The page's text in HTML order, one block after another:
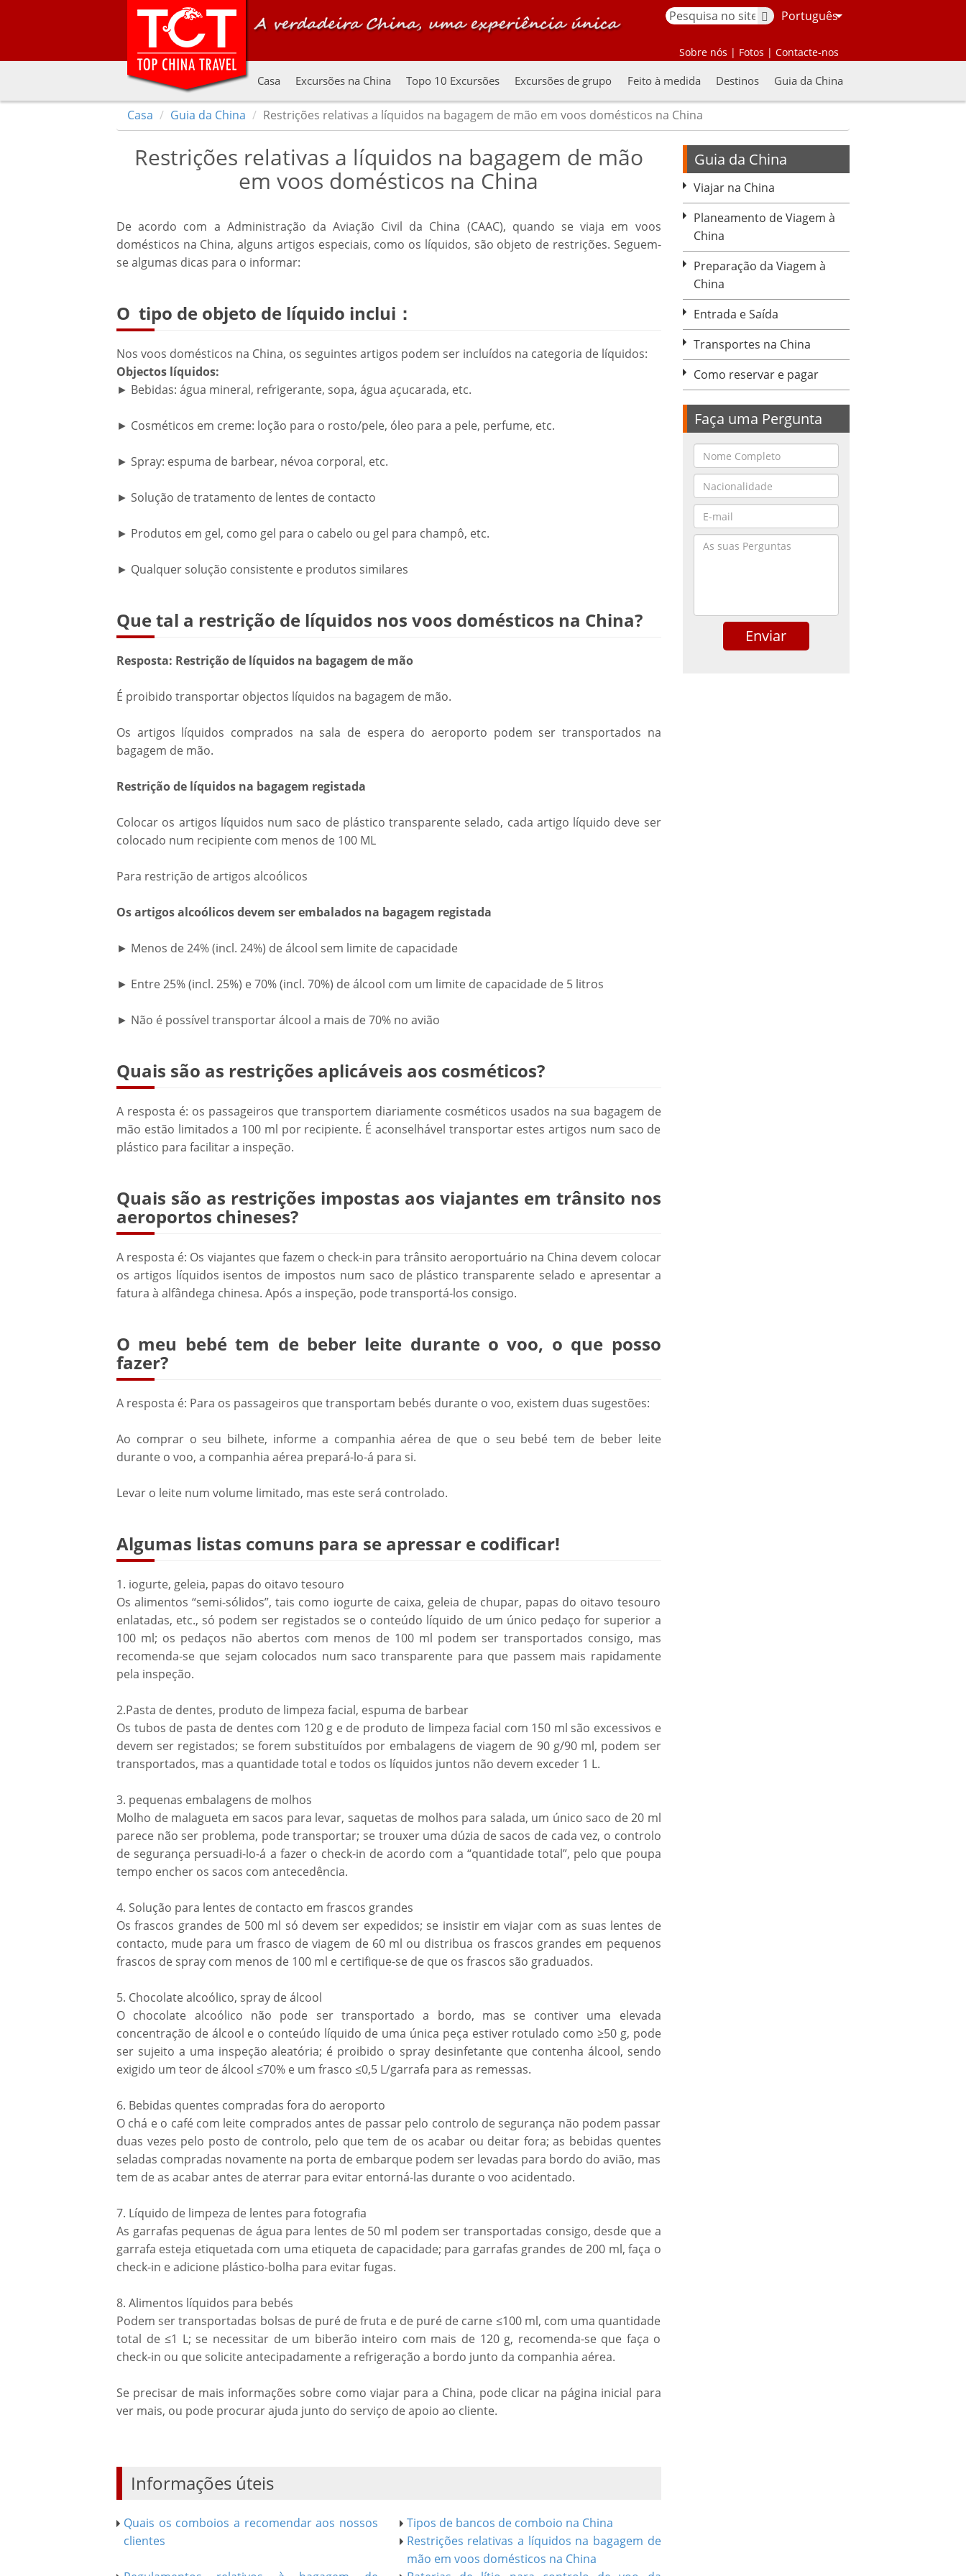
Português
Sobre nós | Fotos | Contacte-nos
Casa Excursões na China Topo 10 Excursões Excursões de grupo Feito à medida Destinos Guia da China
Casa Guia da China Restrições relativas a líquidos na bagagem de mão em voos domésticos na China
Restrições relativas a líquidos na bagagem de mão
em voos domésticos na China
De acordo com a Administração da Aviação Civil da China (CAAC), quando se viaja em voos
domésticos na China, alguns artigos especiais, como os líquidos, são objeto de restrições. Seguem-
se algumas dicas para o informar:
O tipo de objeto de líquido inclui：
Nos voos domésticos na China, os seguintes artigos podem ser incluídos na categoria de líquidos:
Objectos líquidos:
► Bebidas: água mineral, refrigerante, sopa, água açucarada, etc.
► Cosméticos em creme: loção para o rosto/pele, óleo para a pele, perfume, etc.
► Spray: espuma de barbear, névoa corporal, etc.
► Solução de tratamento de lentes de contacto
► Produtos em gel, como gel para o cabelo ou gel para champô, etc.
► Qualquer solução consistente e produtos similares
Que tal a restrição de líquidos nos voos domésticos na China?
Resposta: Restrição de líquidos na bagagem de mão
É proibido transportar objectos líquidos na bagagem de mão.
Os artigos líquidos comprados na sala de espera do aeroporto podem ser transportados na
bagagem de mão.
Restrição de líquidos na bagagem registada
Colocar os artigos líquidos num saco de plástico transparente selado, cada artigo líquido deve ser
colocado num recipiente com menos de 100 ML
Para restrição de artigos alcoólicos
Os artigos alcoólicos devem ser embalados na bagagem registada
► Menos de 24% (incl. 24%) de álcool sem limite de capacidade
► Entre 25% (incl. 25%) e 70% (incl. 70%) de álcool com um limite de capacidade de 5 litros
► Não é possível transportar álcool a mais de 70% no avião
Quais são as restrições aplicáveis aos cosméticos?
A resposta é: os passageiros que transportem diariamente cosméticos usados na sua bagagem de
mão estão limitados a 100 ml por recipiente. É aconselhável transportar estes artigos num saco de
plástico para facilitar a inspeção.
Quais são as restrições impostas aos viajantes em trânsito nos
aeroportos chineses?
A resposta é: Os viajantes que fazem o check-in para trânsito aeroportuário na China devem colocar
os artigos líquidos isentos de impostos num saco de plástico transparente selado e apresentar a
fatura à alfândega chinesa. Após a inspeção, pode transportá-los consigo.
O meu bebé tem de beber leite durante o voo, o que posso
fazer?
A resposta é: Para os passageiros que transportam bebés durante o voo, existem duas sugestões:
Ao comprar o seu bilhete, informe a companhia aérea de que o seu bebé tem de beber leite
durante o voo, a companhia aérea prepará-lo-á para si.
Levar o leite num volume limitado, mas este será controlado.
Algumas listas comuns para se apressar e codificar!
1. iogurte, geleia, papas do oitavo tesouro
Os alimentos “semi-sólidos”, tais como iogurte de caixa, geleia de chupar, papas do oitavo tesouro
enlatadas, etc., só podem ser registados se o conteúdo líquido de um único pedaço for superior a
100 ml; os pedaços não abertos com menos de 100 ml podem ser transportados consigo, mas
recomenda-se que sejam colocados num saco transparente para que passem mais rapidamente
pela inspeção.
2.Pasta de dentes, produto de limpeza facial, espuma de barbear
Os tubos de pasta de dentes com 120 g e de produto de limpeza facial com 150 ml são excessivos e
devem ser registados; se forem substituídos por embalagens de viagem de 90 g/90 ml, podem ser
transportados, mas a quantidade total e todos os líquidos juntos não devem exceder 1 L.
3. pequenas embalagens de molhos
Molho de malagueta em sacos para levar, saquetas de molhos para salada, um único saco de 20 ml
parece não ser problema, pode transportar; se trouxer uma dúzia de sacos de cada vez, o controlo
de segurança persuadi-lo-á a fazer o check-in de acordo com a “quantidade total”, pelo que poupa
tempo encher os sacos com antecedência.
4. Solução para lentes de contacto em frascos grandes
Os frascos grandes de 500 ml só devem ser expedidos; se insistir em viajar com as suas lentes de
contacto, mude para um frasco de viagem de 60 ml ou distribua os frascos grandes em pequenos
frascos de spray com menos de 100 ml e certifique-se de que os frascos são graduados.
5. Chocolate alcoólico, spray de álcool
O chocolate alcoólico não pode ser transportado a bordo, mas se contiver uma elevada
concentração de álcool e o conteúdo líquido de uma única peça estiver rotulado como ≥50 g, pode
ser sujeito a uma inspeção aleatória; é proibido o spray desinfetante que contenha álcool, sendo
exigido um teor de álcool ≤70% e um frasco ≤0,5 L/garrafa para as remessas.
6. Bebidas quentes compradas fora do aeroporto
O chá e o café com leite comprados antes de passar pelo controlo de segurança não podem passar
duas vezes pelo posto de controlo, pelo que tem de os acabar ou deitar fora; as bebidas quentes
seladas compradas novamente na porta de embarque podem ser levadas para bordo do avião, mas
tem de as acabar antes de aterrar para evitar entorná-las durante o voo acidentado.
7. Líquido de limpeza de lentes para fotografia
As garrafas pequenas de água para lentes de 50 ml podem ser transportadas consigo, desde que a
garrafa esteja etiquetada com uma etiqueta de capacidade; para garrafas grandes de 200 ml, faça o
check-in e adicione plástico-bolha para evitar fugas.
8. Alimentos líquidos para bebés
Podem ser transportadas bolsas de puré de fruta e de puré de carne ≤100 ml, com uma quantidade
total de ≤1 L; se necessitar de um biberão inteiro com mais de 120 g, recomenda-se que faça o
check-in ou que solicite antecipadamente a refrigeração a bordo junto da companhia aérea.
Se precisar de mais informações sobre como viajar para a China, pode clicar na página inicial para
ver mais, ou pode procurar ajuda junto do serviço de apoio ao cliente.
Informações úteis
Quais os comboios a recomendar aos nossos
clientes
Tipos de bancos de comboio na China
Restrições relativas a líquidos na bagagem de
mão em voos domésticos na China
Guia da China
Viajar na China
Planeamento de Viagem à
China
Preparação da Viagem à
China
Entrada e Saída
Transportes na China
Como reservar e pagar
Faça uma Pergunta